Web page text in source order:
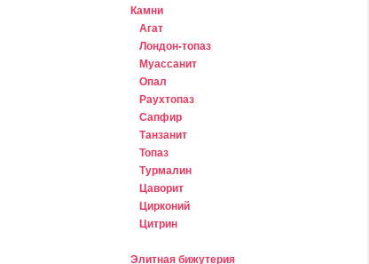
Камни
Агат
Лондон-топаз
Муассанит
Опал
Раухтопаз
Сапфир
Танзанит
Топаз
Турмалин
Цаворит
Цирконий
Цитрин
Элитная бижутерия